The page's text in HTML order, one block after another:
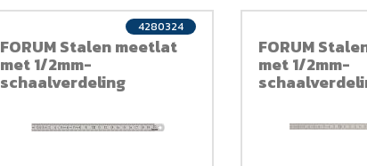
FORUM Stalen meetlat
met 1/2mm-
schaalverdeling
4280324
FORUM
met 1/2mm-